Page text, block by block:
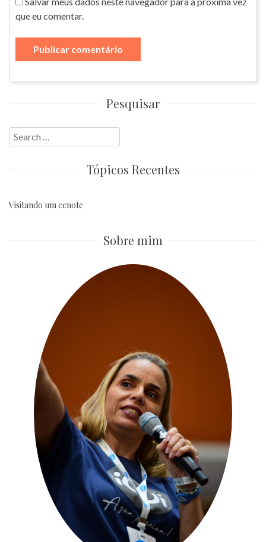
que eu comentar.
Pesquisar
Search
for:
Tópicos Recentes
Visitando um cenote
Sobre mim